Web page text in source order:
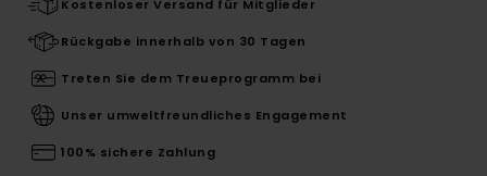
Kostenloser Versand für Mitglieder
Rückgabe innerhalb von 30 Tagen
Treten Sie dem Treueprogramm bei
Unser umweltfreundliches Engagement
100% sichere Zahlung